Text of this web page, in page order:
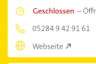
Geschlossen –
05284 9 42 91 61
Webseite